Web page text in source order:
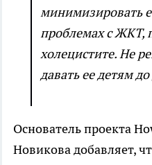
минимизировать
проблемах с ЖКТ,
холецистите. Не
давать ее детям
Основатель проекта
Новикова добавляет,